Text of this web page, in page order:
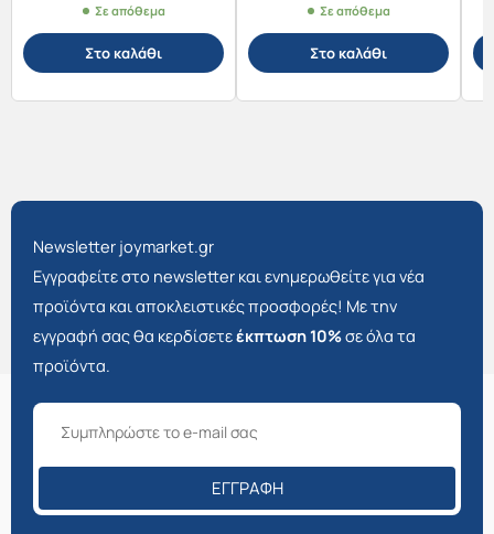
Σε απόθεμα
Στο καλάθι
Σε απόθεμα
Στο καλάθι
Newsletter joymarket.gr
Εγγραφείτε στο newsletter και ενημερωθείτε για νέα
προϊόντα και αποκλειστικές προσφορές! Με την
εγγραφή σας θα κερδίσετεέκπτωση 10%σε όλα τα
προϊόντα.
ΕΓΓΡΑΦΉ